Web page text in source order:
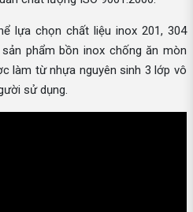
lựa chọn chất liệu inox 201, 304
phẩm bồn inox chống ăn mòn
làm từ nhựa nguyên sinh 3 lớp vô
sử dụng.